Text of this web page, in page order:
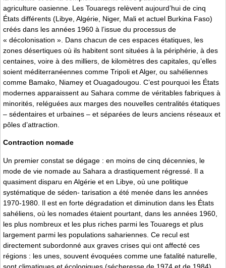
agriculture oasienne. Les Touaregs relèvent aujourd’hui de cinq
États différents (Libye, Algérie, Niger, Mali et actuel Burkina Faso)
créés dans les années 1960 à l’issue du processus de
« décolonisation ». Dans chacun de ces espaces étatiques, les
zones désertiques où ils habitent sont situées à la périphérie, à des
centaines, voire à des milliers, de kilomètres des capitales, qu’elles
soient méditerranéennes comme Tripoli et Alger, ou sahéliennes
comme Bamako, Niamey et Ouagadougou. C’est pourquoi les États
modernes apparaissent au Sahara comme de véritables fabriques à
minorités, reléguées aux marges des nouvelles centralités étatiques
– sédentaires et urbaines – et séparées de leurs anciens réseaux et
pôles d’attraction.
Contraction nomade
Un premier constat se dégage : en moins de cinq décennies, le
mode de vie nomade au Sahara a drastiquement régressé. Il a
quasiment disparu en Algérie et en Libye, où une politique
systématique de séden- tarisation a été menée dans les années
1970-1980. Il est en forte dégradation et diminution dans les États
sahéliens, où les nomades étaient pourtant, dans les années 1960,
les plus nombreux et les plus riches parmi les Touaregs et plus
largement parmi les populations sahariennes. Ce recul est
directement subordonné aux graves crises qui ont affecté ces
régions : les unes, souvent évoquées comme une fatalité naturelle,